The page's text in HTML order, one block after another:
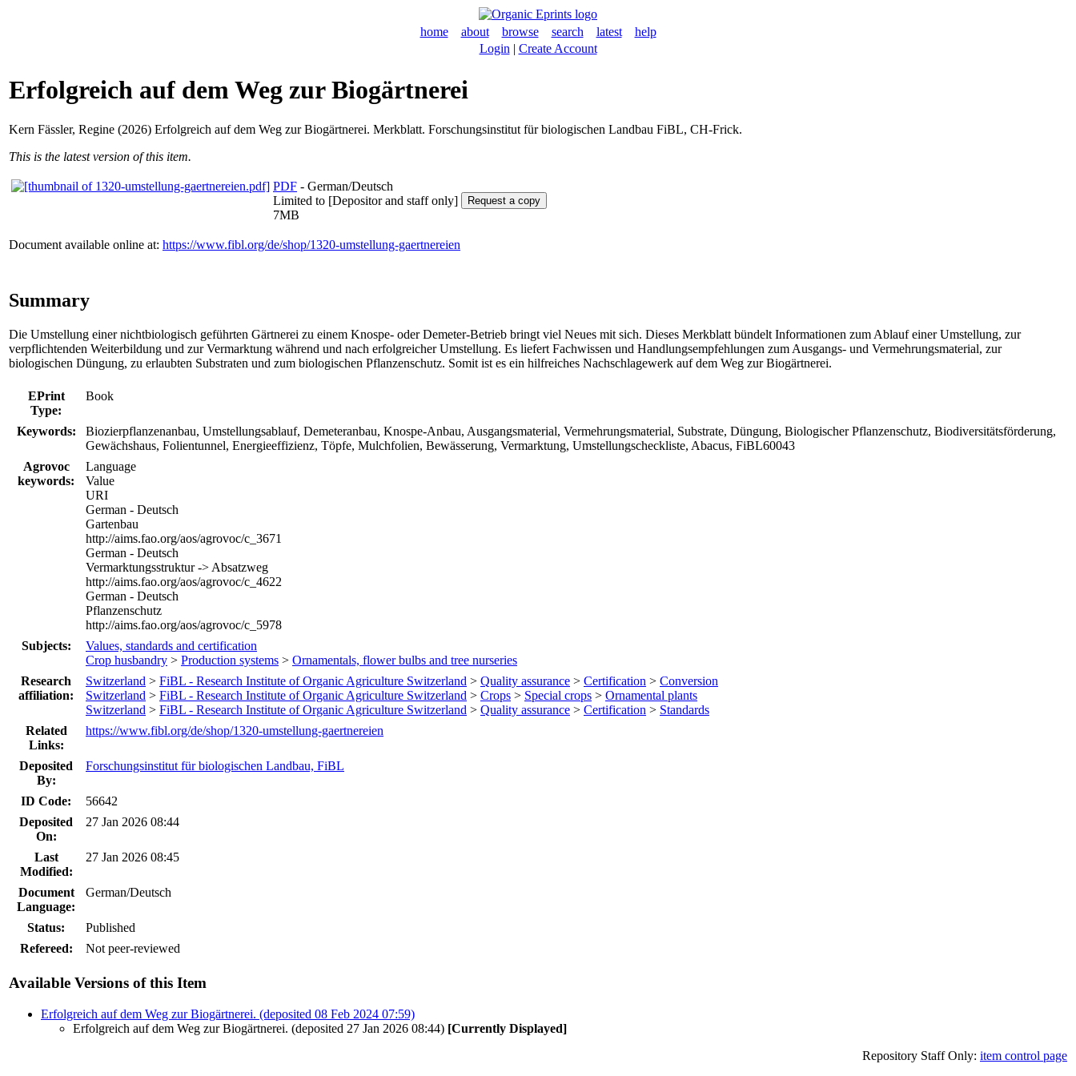
home about browse search latest
help
Login | Create Account
Erfolgreich auf dem Weg zur Biogärtnerei
Kern Fässler, Regine (2026) Erfolgreich auf dem Weg zur Biogärtnerei. Merkblatt. Forschungsinstitut für biologischen Landbau FiBL, CH-Frick.
This is the latest version of this item.
PDF - German/Deutsch
Limited to [Depositor and staff only]
7MB
Document available online at: https://www.fibl.org/de/shop/1320-umstellung-gaertnereien
Summary
Die Umstellung einer nichtbiologisch geführten Gärtnerei zu einem Knospe- oder Demeter-Betrieb bringt viel Neues mit sich. Dieses Merkblatt bündelt Informationen zum Ablauf einer Umstellung, zur
verpflichtenden Weiterbildung und zur Vermarktung während und nach erfolgreicher Umstellung. Es liefert Fachwissen und Handlungsempfehlungen zum Ausgangs- und Vermehrungsmaterial, zur
biologischen Düngung, zu erlaubten Substraten und zum biologischen Pflanzenschutz. Somit ist es ein hilfreiches Nachschlagewerk auf dem Weg zur Biogärtnerei.
EPrint
Type:
Book
Keywords:
Biozierpflanzenanbau, Umstellungsablauf, Demeteranbau, Knospe-Anbau, Ausgangsmaterial, Vermehrungsmaterial, Substrate, Düngung, Biologischer Pflanzenschutz, Biodiversitätsförderung,
Gewächshaus, Folientunnel, Energieeffizienz, Töpfe, Mulchfolien, Bewässerung, Vermarktung, Umstellungscheckliste, Abacus, FiBL60043
Agrovoc
keywords:
Language
Value
URI
German - Deutsch
Gartenbau
http://aims.fao.org/aos/agrovoc/c_3671
German - Deutsch
Vermarktungsstruktur -> Absatzweg
http://aims.fao.org/aos/agrovoc/c_4622
German - Deutsch
Pflanzenschutz
http://aims.fao.org/aos/agrovoc/c_5978
Subjects:
Values, standards and certification
Crop husbandry > Production systems > Ornamentals, flower bulbs and tree nurseries
Research
affiliation:
Switzerland > FiBL - Research Institute of Organic Agriculture Switzerland > Quality assurance > Certification > Conversion
Switzerland > FiBL - Research Institute of Organic Agriculture Switzerland > Crops > Special crops > Ornamental plants
Switzerland > FiBL - Research Institute of Organic Agriculture Switzerland > Quality assurance > Certification > Standards
Related
Links:
https://www.fibl.org/de/shop/1320-umstellung-gaertnereien
Deposited
By:
Forschungsinstitut für biologischen Landbau, FiBL
ID Code:
56642
Deposited
On:
27 Jan 2026 08:44
Last
Modified:
27 Jan 2026 08:45
Document
Language:
German/Deutsch
Status:
Published
Refereed:
Not peer-reviewed
Available Versions of this Item
Erfolgreich auf dem Weg zur Biogärtnerei. (deposited 08 Feb 2024 07:59)
Erfolgreich auf dem Weg zur Biogärtnerei. (deposited 27 Jan 2026 08:44) [Currently Displayed]
Repository Staff Only: item control page